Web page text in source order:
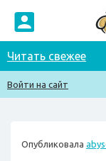
Читать свежее
Войти на сайт
Опубликовала